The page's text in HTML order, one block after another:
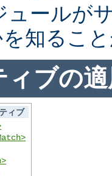
ュールが
知るこ
ィブの
ィブ